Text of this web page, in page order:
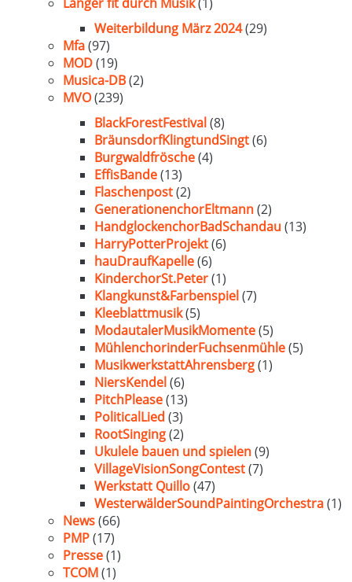
Weiterbildung März 2024(29)
Mfa(97)
MOD(19)
Musica-DB(2)
MVO(239)
BlackForestFestival(8)
BräunsdorfKlingtundSingt(6)
Burgwaldfrösche(4)
EffisBande(13)
Flaschenpost(2)
GenerationenchorEltmann(2)
HandglockenchorBadSchandau(13)
HarryPotterProjekt(6)
hauDraufKapelle(6)
KinderchorSt.Peter(1)
Klangkunst&Farbenspiel(7)
Kleeblattmusik(5)
ModautalerMusikMomente(5)
MühlenchorinderFuchsenmühle(5)
MusikwerkstattAhrensberg(1)
NiersKendel(6)
PitchPlease(13)
PoliticalLied (3)
RootSinging(2)
Ukulele bauen und spielen(9)
VillageVisionSongContest(7)
Werkstatt Quillo(47)
WesterwälderSoundPaintingOrchestra(1)
News(66)
PMP(17)
Presse(1)
TCOM(1)